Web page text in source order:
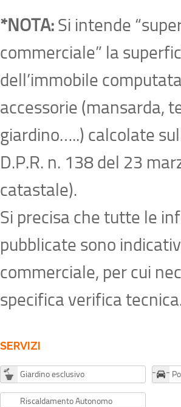
*NOTA: Si intende
commerciale” la
dell’immobile
accessorie (mansarda,
giardino…..) calcolate
D.P.R. n. 138 del 23
catastale).
Si precisa che tutte le
pubblicate sono
commerciale, per cui
specifica verifica
SERVIZI
Giardino esclusivo
Riscaldamento Autonomo